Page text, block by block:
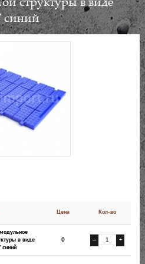
структуры в виде
синий
Цена Кол-во
в виде
синий
0 — +